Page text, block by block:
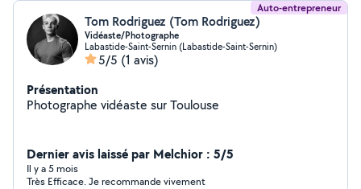
Auto-entrepreneur
Tom Rodriguez (Tom Rodriguez)
Vidéaste/Photographe
Labastide-Saint-Sernin (Labastide-Saint-Sernin)
5/5 (1 avis)
Présentation
Photographe vidéaste sur Toulouse
Dernier avis laissé par Melchior : 5/5
Il y a 5 mois
Très Efficace. Je recommande vivement